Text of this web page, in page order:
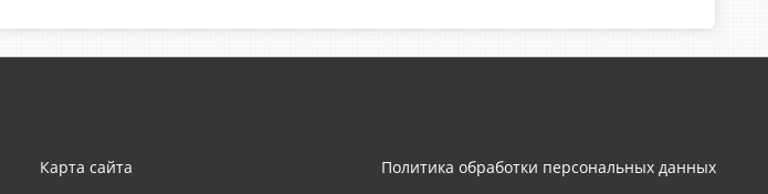
Карта сайта Политика обработки персональных данных